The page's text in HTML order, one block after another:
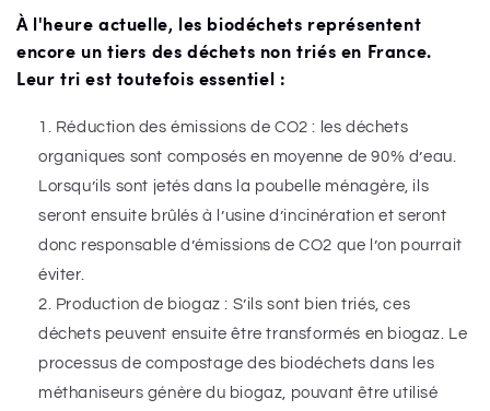
À l'heure actuelle, les biodéchets représentent
encore un tiers des déchets non triés en France.
Leur tri est toutefois essentiel :
Réduction des émissions de CO2 : les déchets
organiques sont composés en moyenne de 90% d’eau.
Lorsqu’ils sont jetés dans la poubelle ménagère, ils
seront ensuite brûlés à l’usine d’incinération et seront
donc responsable d’émissions de CO2 que l’on pourrait
éviter.
Production de biogaz : S’ils sont bien triés, ces
déchets peuvent ensuite être transformés en biogaz. Le
processus de compostage des biodéchets dans les
méthaniseurs génère du biogaz, pouvant être utilisé